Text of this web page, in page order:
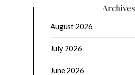
Archives
August 2026
July 2026
June 2026